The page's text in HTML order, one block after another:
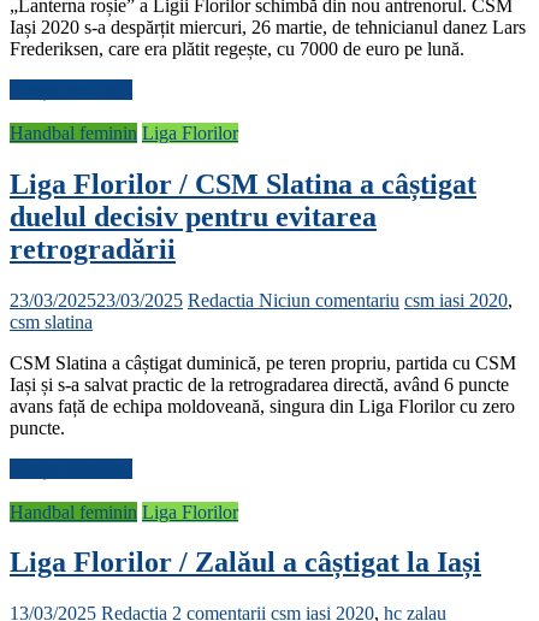
„Lanterna roșie” a Ligii Florilor schimbă din nou antrenorul. CSM
Iași 2020 s-a despărțit miercuri, 26 martie, de tehnicianul danez Lars
Frederiksen, care era plătit regește, cu 7000 de euro pe lună.
Handbal feminin Liga Florilor
Liga Florilor / CSM Slatina a câștigat
duelul decisiv pentru evitarea
retrogradării
23/03/202523/03/2025 Redactia Niciun comentariu csm iasi 2020,
csm slatina
CSM Slatina a câștigat duminică, pe teren propriu, partida cu CSM
Iași și s-a salvat practic de la retrogradarea directă, având 6 puncte
avans față de echipa moldoveană, singura din Liga Florilor cu zero
puncte.
Handbal feminin Liga Florilor
Liga Florilor / Zalăul a câștigat la Iași
13/03/2025 Redactia 2 comentarii csm iasi 2020, hc zalau